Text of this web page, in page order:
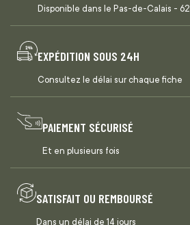
Disponible dans le Pas-de-Calais - 62
EXPÉDITION SOUS 24H
Consultez le délai sur chaque fiche
PAIEMENT SÉCURISÉ
Et en plusieurs fois
SATISFAIT OU REMBOURSÉ
Dans un délai de 14 jours